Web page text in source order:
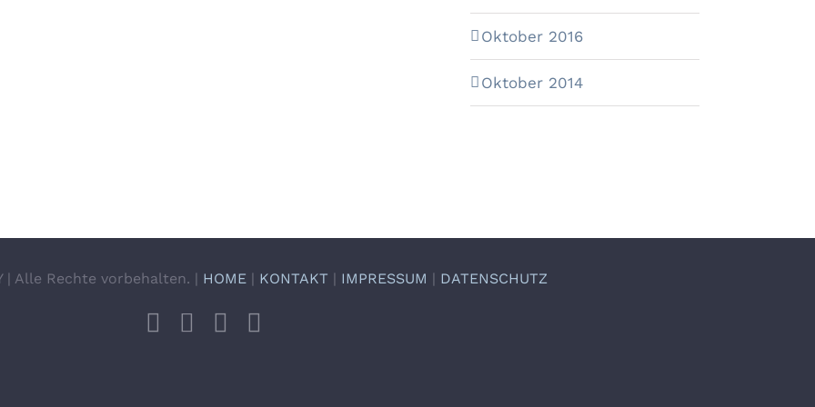
Oktober 2016
Oktober 2014
| Alle Rechte vorbehalten. | HOME KONTAKT IMPRESSUM DATENSCHUTZ
Facebook
Instagram